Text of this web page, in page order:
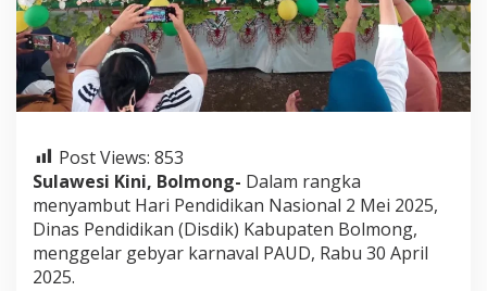
2
5
,
D
i
s
B
o
l
m
Post Views: 853
Sulawesi Kini, Bolmong- Dalam rangka
menyambut Hari Pendidikan Nasional 2 Mei 2025,
Dinas Pendidikan (Disdik) Kabupaten Bolmong,
menggelar gebyar karnaval PAUD, Rabu 30 April
2025.